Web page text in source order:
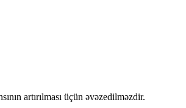
artırılması üçün əvəzedilməzdir.